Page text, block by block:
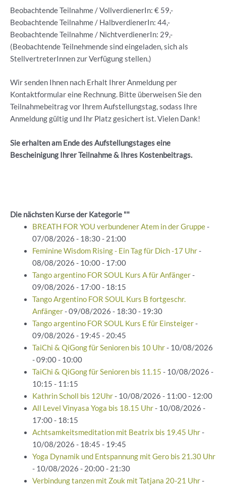
Beobachtende Teilnahme / VollverdienerIn: € 59,-
Beobachtende Teilnahme / HalbverdienerIn: 44,-
Beobachtende Teilnahme / NichtverdienerIn: 29,-
(Beobachtende Teilnehmende sind eingeladen, sich als
StellvertreterInnen zur Verfügung stellen.)
Wir senden Ihnen nach Erhalt Ihrer Anmeldung per
Kontaktformular eine Rechnung. Bitte überweisen Sie den
Teilnahmebeitrag vor Ihrem Aufstellungstag, sodass Ihre
Anmeldung gültig und Ihr Platz gesichert ist. Vielen Dank!
Sie erhalten am Ende des Aufstellungstages eine
Bescheinigung Ihrer Teilnahme & Ihres Kostenbeitrags.
Die nächsten Kurse der Kategorie ""
BREATH FOR YOU verbundener Atem in der Gruppe-
07/08/2026 - 18:30 - 21:00
Feminine Wisdom Rising - Ein Tag für Dich -17 Uhr-
08/08/2026 - 10:00 - 17:00
Tango argentino FOR SOUL Kurs A für Anfänger-
09/08/2026 - 17:00 - 18:15
Tango Argentino FOR SOUL Kurs B fortgeschr.
Anfänger- 09/08/2026 - 18:30 - 19:30
Tango argentino FOR SOUL Kurs E für Einsteiger-
09/08/2026 - 19:45 - 20:45
TaiChi & QiGong für Senioren bis 10 Uhr- 10/08/2026
- 09:00 - 10:00
TaiChi & QiGong für Senioren bis 11.15 - 10/08/2026 -
10:15 - 11:15
Kathrin Scholl bis 12Uhr- 10/08/2026 - 11:00 - 12:00
All Level Vinyasa Yoga bis 18.15 Uhr- 10/08/2026 -
17:00 - 18:15
Achtsamkeitsmeditation mit Beatrix bis 19.45 Uhr-
10/08/2026 - 18:45 - 19:45
Yoga Dynamik und Entspannung mit Gero bis 21.30 Uhr
- 10/08/2026 - 20:00 - 21:30
Verbindung tanzen mit Zouk mit Tatjana 20-21 Uhr-